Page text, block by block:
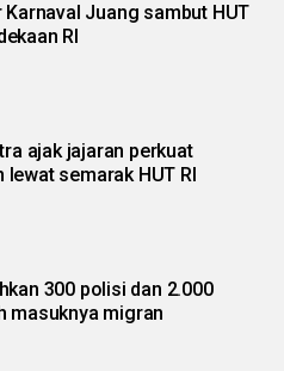
Karnaval Juang sambut HUT
RI
ajak jajaran perkuat
lewat semarak HUT RI
300 polisi dan 2.000
masuknya migran